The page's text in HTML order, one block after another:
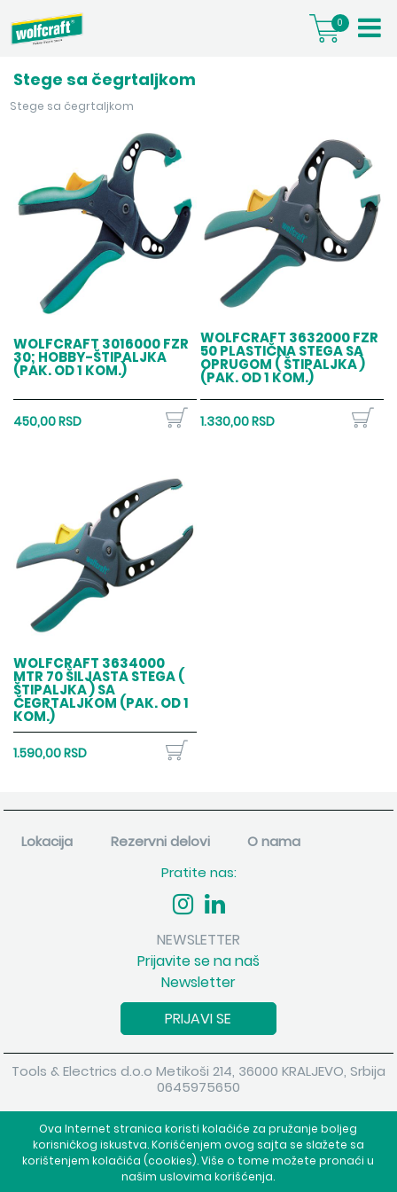
Ova Internet stranica koristi kolačiće za pružanje boljeg
korisničkog iskustva. Korišćenjem ovog sajta se slažete sa
korištenjem kolačića (cookies). Više o tome možete pronaći u
našim uslovima korišćenja.
0
Stege sa čegrtaljkom
Stege sa čegrtaljkom
WOLFCRAFT 3016000 FZR
30; HOBBY-ŠTIPALJKA
(PAK. OD 1 KOM.)
450,00 RSD
WOLFCRAFT 3632000 FZR
50 PLASTIČNA STEGA SA
OPRUGOM ( ŠTIPALJKA )
(PAK. OD 1 KOM.)
1.330,00 RSD
WOLFCRAFT 3634000
MTR 70 ŠILJASTA STEGA (
ŠTIPALJKA ) SA
ČEGRTALJKOM (PAK. OD 1
KOM.)
1.590,00 RSD
Lokacija Rezervni delovi
O nama
Pratite nas:
NEWSLETTER
Prijavite se na naš
Newsletter
PRIJAVI SE
Tools & Electrics d.o.o Metikoši 214, 36000 KRALJEVO, Srbija
0645975650
Powered byshopen.com